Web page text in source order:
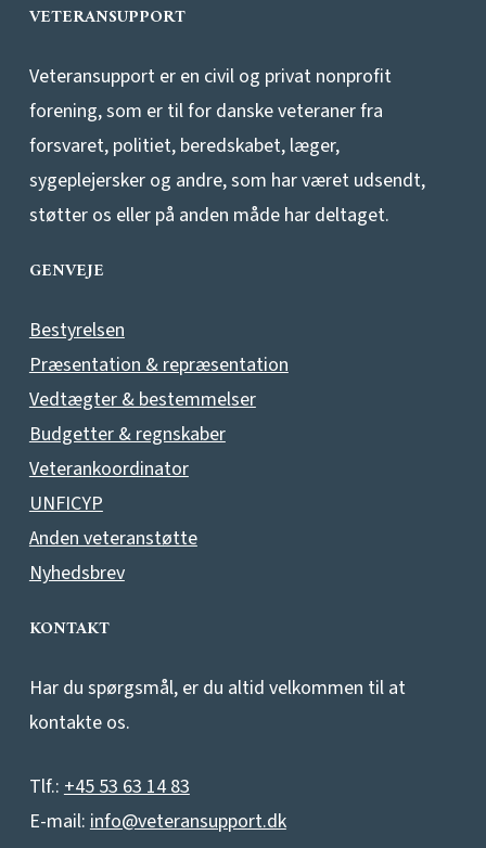
VETERANSUPPORT
Veteransupport er en civil og privat nonprofit
forening, som er til for danske veteraner fra
forsvaret, politiet, beredskabet, læger,
sygeplejersker og andre, som har været udsendt,
støtter os eller på anden måde har deltaget.
GENVEJE
Bestyrelsen
Præsentation & repræsentation
Vedtægter & bestemmelser
Budgetter & regnskaber
Veterankoordinator
UNFICYP
Anden veteranstøtte
Nyhedsbrev
KONTAKT
Har du spørgsmål, er du altid velkommen til at
kontakte os.
Tlf.: +45 53 63 14 83
E-mail: info@veteransupport.dk